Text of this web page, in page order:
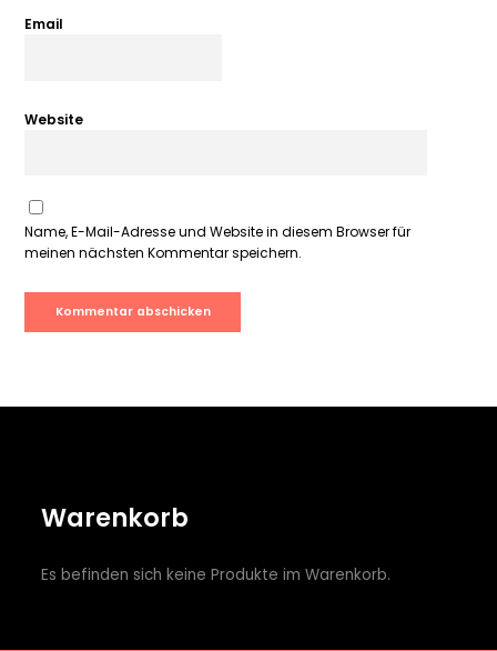
Email
Website
Name, E-Mail-Adresse und Website in diesem Browser für
meinen nächsten Kommentar speichern.
Warenkorb
Es befinden sich keine Produkte im Warenkorb.